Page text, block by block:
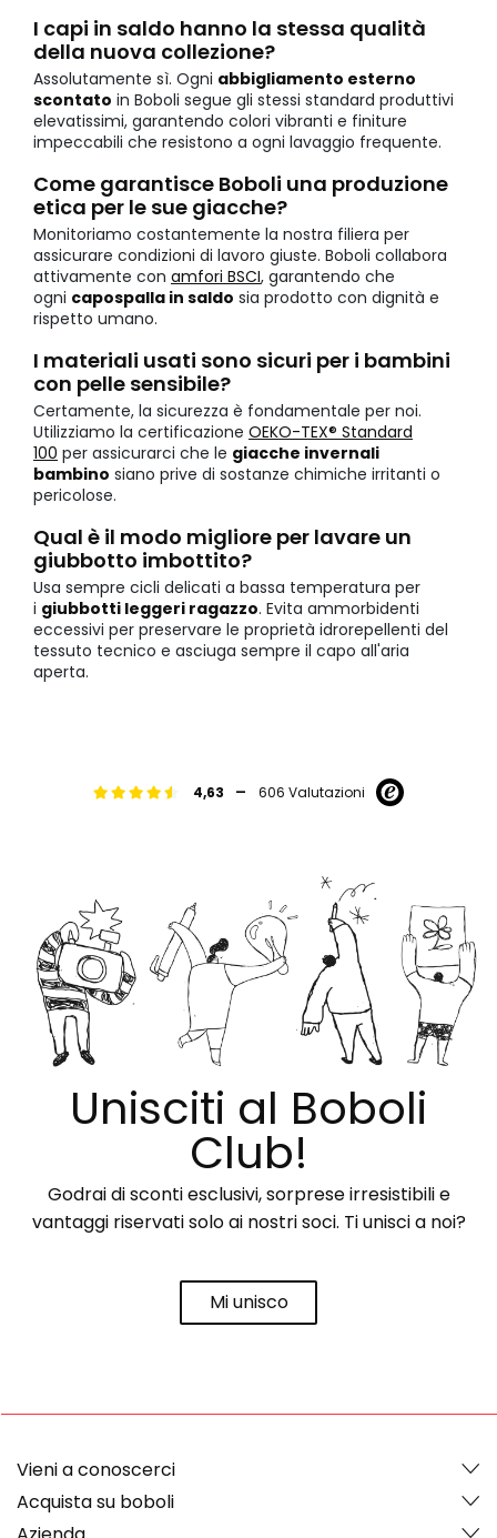
I capi in saldo hanno la stessa qualità
della nuova collezione?
Assolutamente sì. Ogni abbigliamento esterno
scontato in Boboli segue gli stessi standard produttivi
elevatissimi, garantendo colori vibranti e finiture
impeccabili che resistono a ogni lavaggio frequente.
Come garantisce Boboli una produzione
etica per le sue giacche?
Monitoriamo costantemente la nostra filiera per
assicurare condizioni di lavoro giuste. Boboli collabora
attivamente con amfori BSCI, garantendo che
ogni capospalla in saldo sia prodotto con dignità e
rispetto umano.
I materiali usati sono sicuri per i bambini
con pelle sensibile?
Certamente, la sicurezza è fondamentale per noi.
Utilizziamo la certificazione OEKO-TEX® Standard
100 per assicurarci che le giacche invernali
bambino siano prive di sostanze chimiche irritanti o
pericolose.
Qual è il modo migliore per lavare un
giubbotto imbottito?
Usa sempre cicli delicati a bassa temperatura per
i giubbotti leggeri ragazzo. Evita ammorbidenti
eccessivi per preservare le proprietà idrorepellenti del
tessuto tecnico e asciuga sempre il capo all'aria
aperta.
4,63 - 606 Valutazioni
Unisciti al Boboli
Club!
Godrai di sconti esclusivi, sorprese irresistibili e
vantaggi riservati solo ai nostri soci. Ti unisci a noi?
Mi unisco
Vieni a conoscerci
Acquista su boboli